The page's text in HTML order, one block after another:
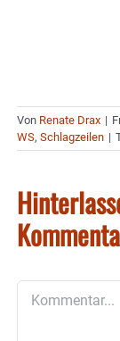
Von Renate Drax |
WS, Schlagzeilen |